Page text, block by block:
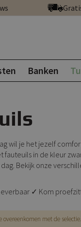
Banken
wil je het jezelf
fauteuils in de kleur
Bekijk onze
✓ Kom
met de selectie.